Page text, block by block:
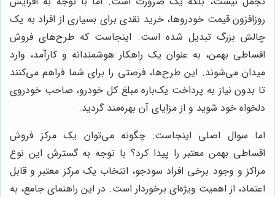
روزافزون قیمت خودروها، خرید نقدی برای بسیاری از افراد به یک
چالش بزرگ تبدیل شده است. اینجاست که طرح‌های فروش
اقساطی بهمن، به عنوان یک راهکار هوشمندانه و کارآمد، وارد
میدان می‌شوند. این طرح‌ها، فرصتی را برای شما فراهم می‌کنند
تا بدون نیاز به پرداخت یک‌باره مبلغ کل خودرو، صاحب خودروی
دلخواه خود شوید و از مزایای آن بهره‌مند گردید.
اما سوال اصلی اینجاست: چگونه می‌توان یک مرکز فروش
اقساطی بهمن معتبر را پیدا کرد؟ با توجه به گسترش این نوع
مراکز و وجود برخی افراد سودجو، انتخاب یک مرکز معتبر و قابل
اعتماد، از اهمیت ویژه‌ای برخوردار است. در این راهنمای جامع، به